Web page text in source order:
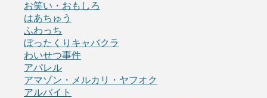
お笑い・おもしろ
はあちゅう
ふわっち
ぼったくりキャバクラ
わいせつ事件
アパレル
アマゾン・メルカリ・ヤフオク
アルバイト